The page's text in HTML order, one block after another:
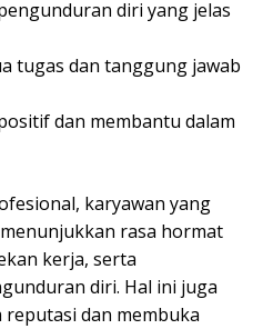
diri yang jelas
tugas dan tanggung jawab
dan membantu dalam
karyawan yang
rasa hormat
kerja, serta
diri. Hal ini juga
dan membuka